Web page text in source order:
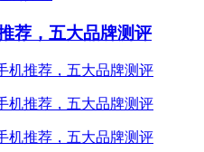
荐，五大品牌测评